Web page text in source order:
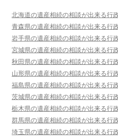
北海道の遺産相続の相談が出来る行
青森県の遺産相続の相談が出来る行
岩手県の遺産相続の相談が出来る行
宮城県の遺産相続の相談が出来る行
秋田県の遺産相続の相談が出来る行
山形県の遺産相続の相談が出来る行
福島県の遺産相続の相談が出来る行
茨城県の遺産相続の相談が出来る行
栃木県の遺産相続の相談が出来る行
群馬県の遺産相続の相談が出来る行
埼玉県の遺産相続の相談が出来る行